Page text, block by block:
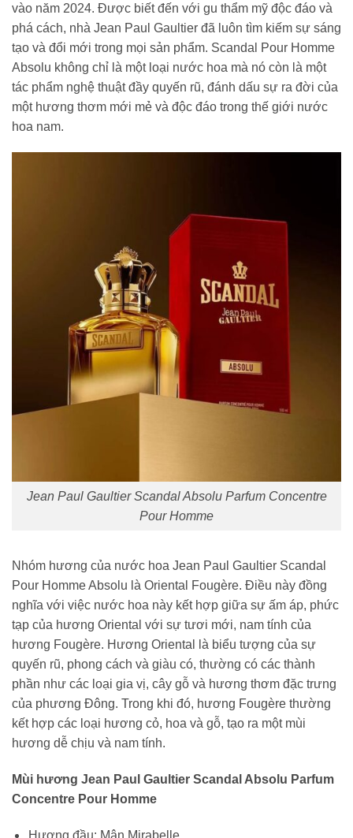
vào năm 2024. Được biết đến với gu thẩm mỹ độc đáo và
phá cách, nhà Jean Paul Gaultier đã luôn tìm kiếm sự sáng
tạo và đổi mới trong mọi sản phẩm. Scandal Pour Homme
Absolu không chỉ là một loại nước hoa mà nó còn là một
tác phẩm nghệ thuật đầy quyến rũ, đánh dấu sự ra đời của
một hương thơm mới mẻ và độc đáo trong thế giới nước
hoa nam.
Jean Paul Gaultier Scandal Absolu Parfum Concentre
Pour Homme
Nhóm hương của nước hoa Jean Paul Gaultier Scandal
Pour Homme Absolu là Oriental Fougère. Điều này đồng
nghĩa với việc nước hoa này kết hợp giữa sự ấm áp, phức
tạp của hương Oriental với sự tươi mới, nam tính của
hương Fougère. Hương Oriental là biểu tượng của sự
quyến rũ, phong cách và giàu có, thường có các thành
phần như các loại gia vị, cây gỗ và hương thơm đặc trưng
của phương Đông. Trong khi đó, hương Fougère thường
kết hợp các loại hương cỏ, hoa và gỗ, tạo ra một mùi
hương dễ chịu và nam tính.
Mùi hương Jean Paul Gaultier Scandal Absolu Parfum
Concentre Pour Homme
Hương đầu: Mận Mirabelle